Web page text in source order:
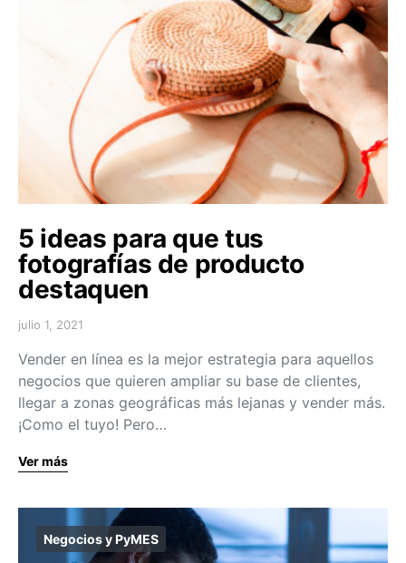
5 ideas para que tus
fotografías de producto
destaquen
julio 1, 2021
Vender en línea es la mejor estrategia para aquellos
negocios que quieren ampliar su base de clientes,
llegar a zonas geográficas más lejanas y vender más.
¡Como el tuyo! Pero…
Ver más
Negocios y PyMES